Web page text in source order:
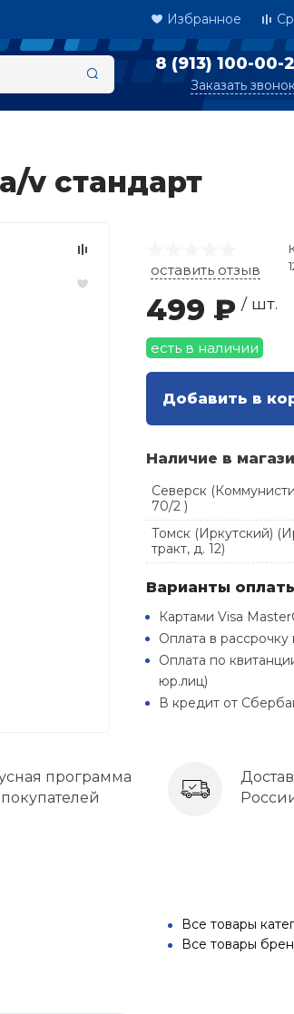
Избранное
8 (913) 100-00-
Заказать
v стандарт
оставить отзыв
499 ₽ / шт.
есть в наличии
Добавить в
Наличие в
Северск
70/2 )
Томск (Иркутский)
тракт, д. 12)
Варианты
Картами Visa
Оплата в рассрочку
Оплата по
юр.лиц)
В кредит от
программа
Все товары
Все товары